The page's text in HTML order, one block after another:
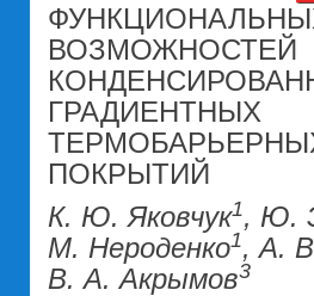
ВОЗМОЖНОСТЕЙ
ГРАДИЕНТНЫХ
ПОКРЫТИЙ
К. Ю. Яковчук1, Ю.
М. Нероденко1, А.
В. А. Акрымов3